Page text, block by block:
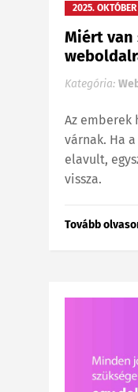
2025.
Miért van
Kategória:
Az emberek
várnak. Ha
elavult,
vissza.
Tovább